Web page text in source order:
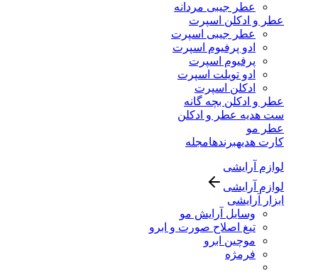
عطر جیبی مردانه
عطر و ادکلن اسپرت
عطر جیبی اسپرت
ادو پرفیوم اسپرت
پرفیوم اسپرت
ادو تویلت اسپرت
ادکلن اسپرت
عطر و ادکلن بچه گانه
ست هدیه عطر و ادکلن
عطر مو
کارت هدیهبرندهامجله
لوازم آرایشی
لوازم آرایشی
ابزار آرایشی
وسایل آرایش مو
تیغ اصلاح صورت و ابرو
موچین ابرو
فرمژه